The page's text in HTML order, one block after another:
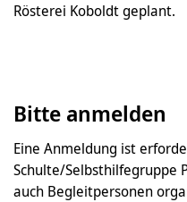
Rösterei Koboldt geplant.
Bitte anmelden
Eine Anmeldung ist
Schulte/Selbsthilfegruppe
auch Begleitpersonen